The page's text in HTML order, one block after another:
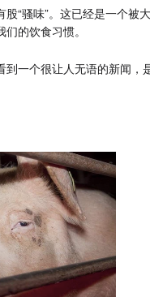
“骚味”。这已经是一个被
的饮食习惯。
一个很让人无语的新闻，